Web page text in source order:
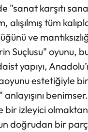
"sanat karşıtı
tüm
ve
Suçlusu" oyunu,
yapıyı,
estetiğiyle
bir izleyici olmaktan
doğrudan bir